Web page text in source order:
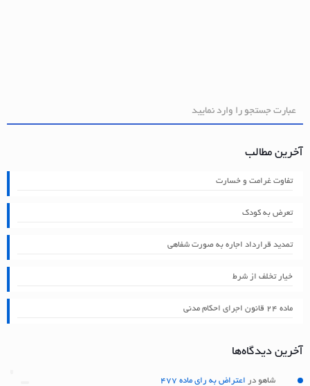
آخرین مطالب
تفاوت غرامت و خسارت
تعرض به کودک
تمدید قرارداد اجاره به صورت شفاهی
خیار تخلف از شرط
ماده ۲۴ قانون اجرای احکام مدنی
آخرین دیدگاه‌ها
شاهو در اعتراض به رای ماده 477